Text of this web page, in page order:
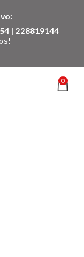
| 228819144
0